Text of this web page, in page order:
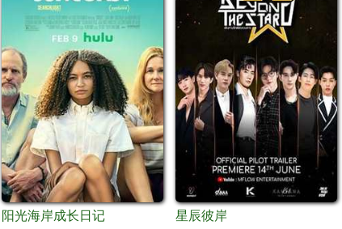
阳光海岸成长日记 星辰彼岸